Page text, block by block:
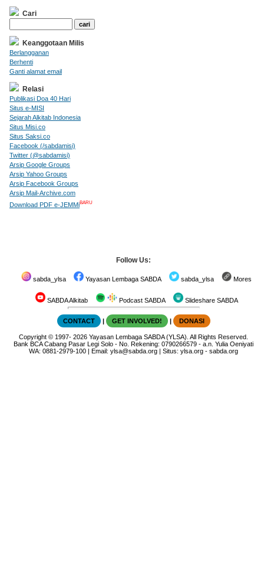
Cari
Keanggotaan Milis
Berlangganan
Berhenti
Ganti alamat email
Relasi
Publikasi Doa 40 Hari
Situs e-MISI
Sejarah Alkitab Indonesia
Situs Misi.co
Situs Saksi.co
Facebook (/sabdamisi)
Twitter (@sabdamisi)
Arsip Google Groups
Arsip Yahoo Groups
Arsip Facebook Groups
Arsip Mail-Archive.com
Download PDF e-JEMMiBARU
Follow Us:
sabda_ylsa Yayasan Lembaga SABDA sabda_ylsa Mores
SABDA Alkitab Podcast SABDA Slideshare SABDA
CONTACT | GET INVOLVED! | DONASI
Copyright © 1997-2026Yayasan Lembaga SABDA (YLSA). All Rights Reserved.
Bank BCA Cabang Pasar Legi Solo - No. Rekening: 0790266579 - a.n. Yulia Oeniyati
WA:0881-2979-100 | Email:ylsa@sabda.org | Situs:ylsa.org -sabda.org